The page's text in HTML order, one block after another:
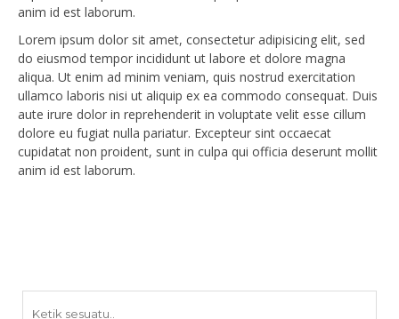
anim id est laborum.
Lorem ipsum dolor sit amet, consectetur adipisicing elit, sed
do eiusmod tempor incididunt ut labore et dolore magna
aliqua. Ut enim ad minim veniam, quis nostrud exercitation
ullamco laboris nisi ut aliquip ex ea commodo consequat. Duis
aute irure dolor in reprehenderit in voluptate velit esse cillum
dolore eu fugiat nulla pariatur. Excepteur sint occaecat
cupidatat non proident, sunt in culpa qui officia deserunt mollit
anim id est laborum.